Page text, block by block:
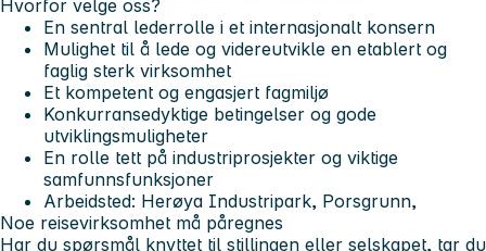
Hvorfor velge oss?
En sentral lederrolle i et internasjonalt konsern
Mulighet til å lede og videreutvikle en etablert og
faglig sterk virksomhet
Et kompetent og engasjert fagmiljø
Konkurransedyktige betingelser og gode
utviklingsmuligheter
En rolle tett på industriprosjekter og viktige
samfunnsfunksjoner
Arbeidsted: Herøya Industripark, Porsgrunn,
Noe reisevirksomhet må påregnes
Har du spørsmål knyttet til stillingen eller selskapet, tar du